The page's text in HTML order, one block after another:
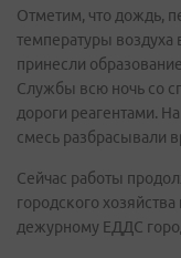
Отметим, что дождь,
температуры
принесли
Службы всю ночь со
дороги реагентами.
смесь разбрасывали
Сейчас работы
городского
дежурному ЕДДС